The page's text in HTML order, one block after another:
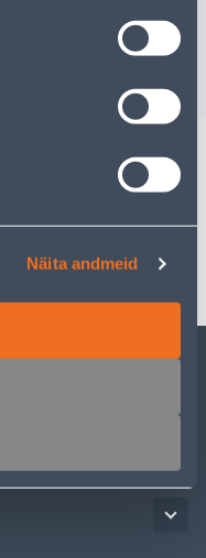
Näita andmeid
117 .20 €